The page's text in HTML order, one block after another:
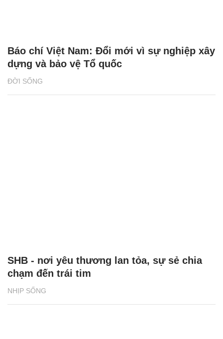
ĐỜI SỐNG
Báo chí Việt Nam: Đổi mới vì sự nghiệp xây
dựng và bảo vệ Tổ quốc
NHỊP SỐNG
SHB - nơi yêu thương lan tỏa, sự sẻ chia
chạm đến trái tim